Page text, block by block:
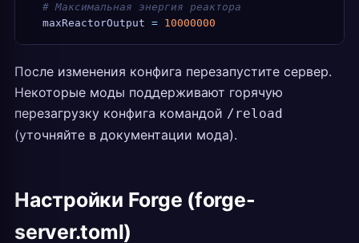
  # Максимальная энергия реактора
  maxReactorOutput
= 10000000
После изменения конфига перезапустите сервер.
Некоторые моды поддерживают горячую
перезагрузку конфига командой /reload
(уточняйте в документации мода).
Настройки Forge (forge-
server.toml)